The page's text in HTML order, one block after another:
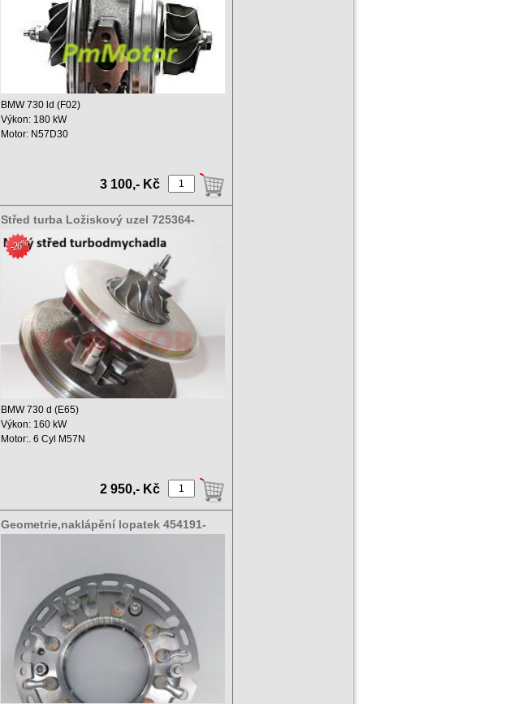
BMW 730 ld (F02)
Výkon: 180 kW
Motor: N57D30
3 100,- Kč
Střed turba Ložiskový uzel 725364-
5021S 725364-5018S
-26%
BMW 730 d (E65)
Výkon: 160 kW
Motor:. 6 Cyl M57N
2 950,- Kč
Geometrie,naklápění lopatek 454191-